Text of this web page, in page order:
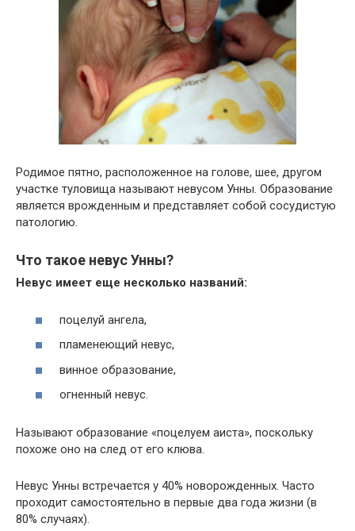
Родимое пятно, расположенное на голове, шее, другом
участке туловища называют невусом Унны. Образование
является врожденным и представляет собой сосудистую
патологию.
Что такое невус Унны?
Невус имеет еще несколько названий:
поцелуй ангела,
пламенеющий невус,
винное образование,
огненный невус.
Называют образование «поцелуем аиста», поскольку
похоже оно на след от его клюва.
Невус Унны встречается у 40% новорожденных. Часто
проходит самостоятельно в первые два года жизни (в
80% случаях).